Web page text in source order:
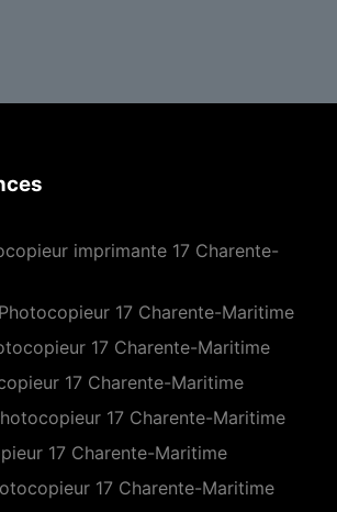
imprimante 17 Charente-
17 Charente-Maritime
17 Charente-Maritime
17 Charente-Maritime
17 Charente-Maritime
17 Charente-Maritime
17 Charente-Maritime